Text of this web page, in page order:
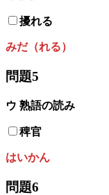
擾れる
みだ（れる）
問題5
ウ 熟語の読み
稗官
はいかん
問題6